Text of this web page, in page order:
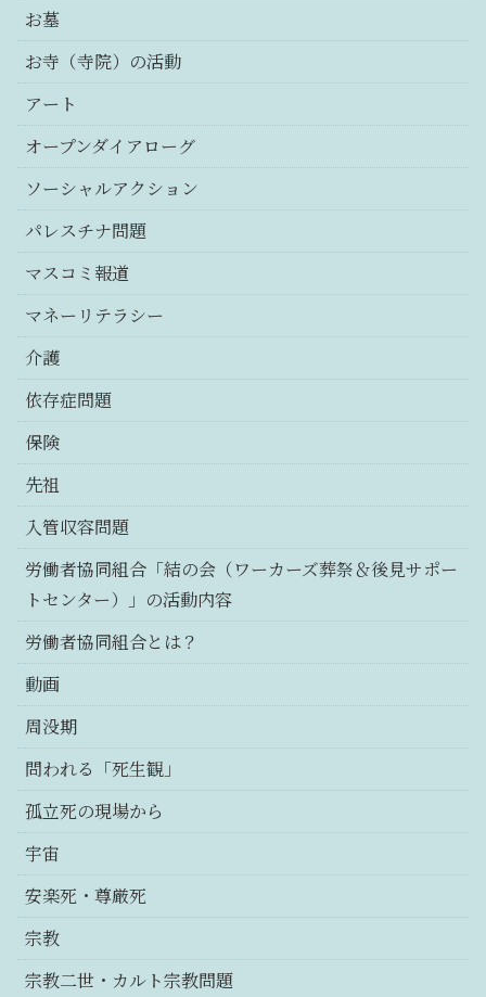
お墓
お寺（寺院）の活動
アート
オープンダイアローグ
ソーシャルアクション
パレスチナ問題
マスコミ報道
マネーリテラシー
介護
依存症問題
保険
先祖
入管収容問題
労働者協同組合「結の会（ワーカーズ葬祭＆後見サポー
トセンター）」の活動内容
労働者協同組合とは？
動画
周没期
問われる「死生観」
孤立死の現場から
宇宙
安楽死・尊厳死
宗教
宗教二世・カルト宗教問題